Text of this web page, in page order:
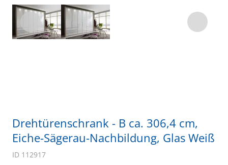
Drehtürenschrank - B ca. 306,4 cm,
Eiche-Sägerau-Nachbildung, Glas Weiß
ID 112917